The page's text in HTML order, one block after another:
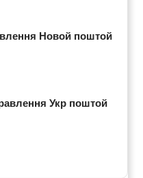
Новой поштой
Укр поштой